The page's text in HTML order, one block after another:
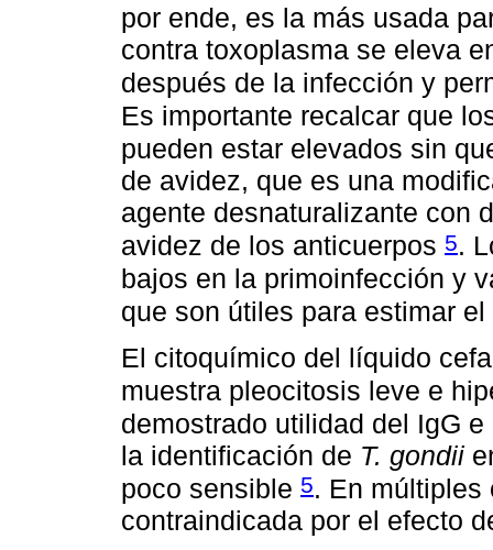
por ende, es la más usada
contra toxoplasma se eleva
después de la infección y
Es importante recalcar que
pueden estar elevados sin
de avidez, que es una
agente desnaturalizante con
avidez de los anticuerpos 5.
bajos en la primoinfección y
que son útiles para estimar
El citoquímico del líquido
muestra pleocitosis leve e
demostrado utilidad del IgG
la identificación de T. gondii
poco sensible 5. En múltiples
contraindicada por el efecto